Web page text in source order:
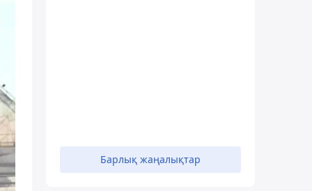
Барлық жаңалықтар